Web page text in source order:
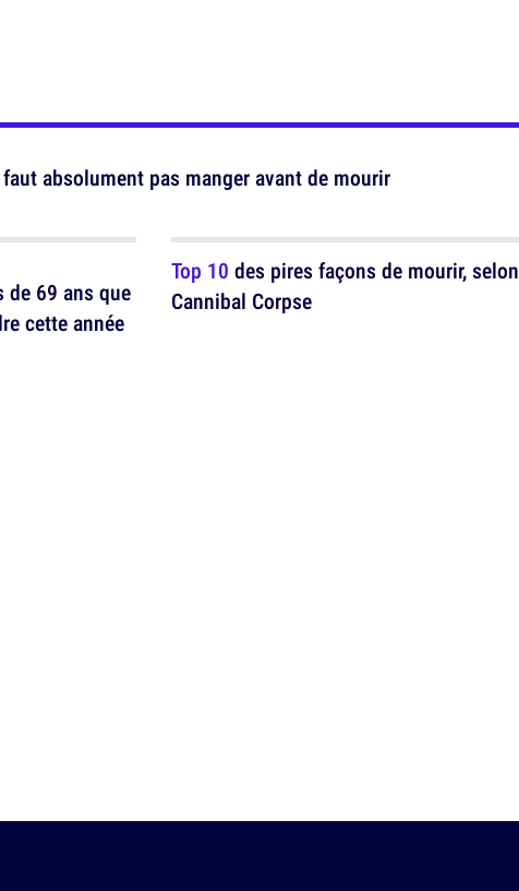
absolument pas manger avant de mourir
de 69 ans que
cette année
Top 10 des pires façons de mourir, selon
Cannibal Corpse